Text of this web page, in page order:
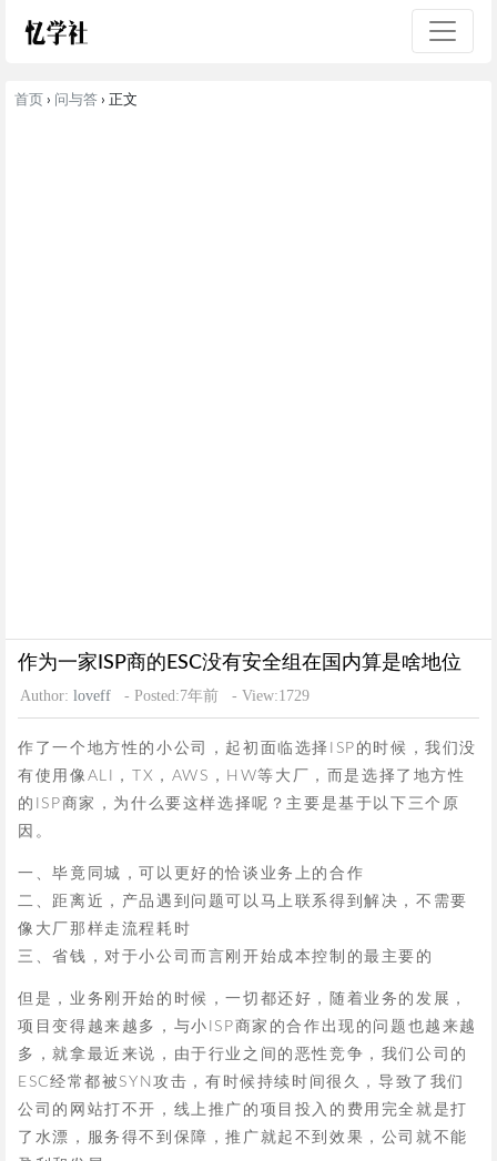
首页 › 问与答 › 正文
作为一家ISP商的ESC没有安全组在国内算是啥地位
Author: loveff - Posted:7年前 - View:1729
作了一个地方性的小公司，起初面临选择ISP的时候，我们没
有使用像ALI，TX，AWS，HW等大厂，而是选择了地方性
的ISP商家，为什么要这样选择呢？主要是基于以下三个原
因。
一、毕竟同城，可以更好的恰谈业务上的合作
二、距离近，产品遇到问题可以马上联系得到解决，不需要
像大厂那样走流程耗时
三、省钱，对于小公司而言刚开始成本控制的最主要的
但是，业务刚开始的时候，一切都还好，随着业务的发展，
项目变得越来越多，与小ISP商家的合作出现的问题也越来越
多，就拿最近来说，由于行业之间的恶性竞争，我们公司的
ESC经常都被SYN攻击，有时候持续时间很久，导致了我们
公司的网站打不开，线上推广的项目投入的费用完全就是打
了水漂，服务得不到保障，推广就起不到效果，公司就不能